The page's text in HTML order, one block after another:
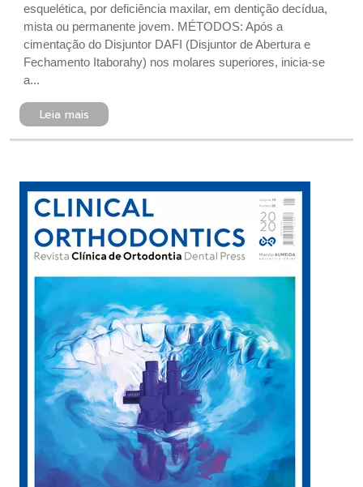
esquelética, por deficiência maxilar, em dentição decídua,
mista ou permanente jovem. MÉTODOS: Após a
cimentação do Disjuntor DAFI (Disjuntor de Abertura e
Fechamento Itaborahy) nos molares superiores, inicia-se
a...
Leia mais